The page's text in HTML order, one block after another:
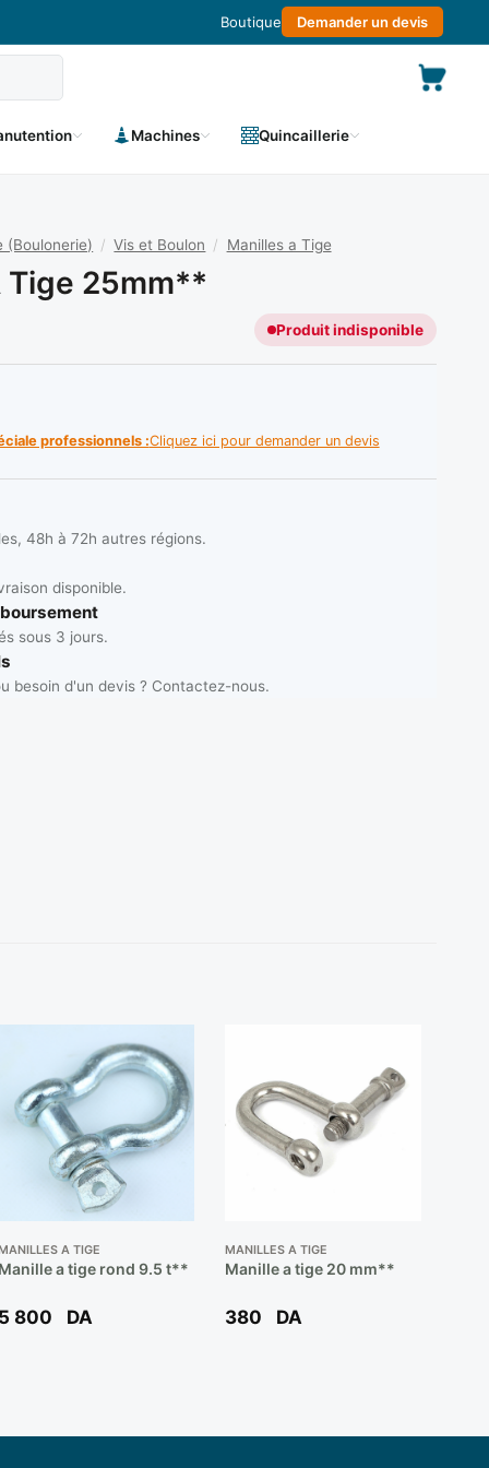
Boutique Demander un devis
Machines Quincaillerie
(Boulonerie) / Vis et Boulon / Manilles a Tige
Tige 25mm**
Produit indisponible
professionnels :Cliquez ici pour demander un devis
48h à 72h autres régions.
disponible.
sous 3 jours.
besoin d'un devis ? Contactez-nous.
A TIGE
a tige rond 9.5 t**
800 DA
MANILLES A TIGE
Manille a tige 20 mm**
380 DA